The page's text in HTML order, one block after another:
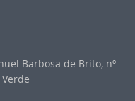
Barbosa de Brito, nº